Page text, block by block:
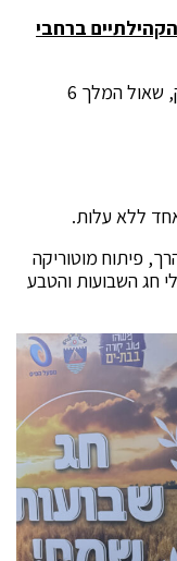
ברחבי
פיתוח מוטוריקה
חג השבועות והטבע